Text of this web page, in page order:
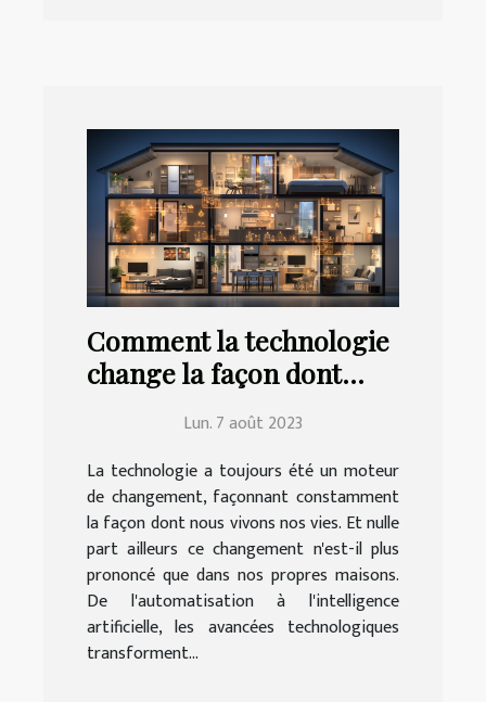
Comment la technologie
change la façon dont
Lun. 7 août 2023
La technologie a toujours été un moteur
de changement, façonnant constamment
la façon dont nous vivons nos vies. Et nulle
part ailleurs ce changement n'est-il plus
prononcé que dans nos propres maisons.
De l'automatisation à l'intelligence
artificielle, les avancées technologiques
transforment...